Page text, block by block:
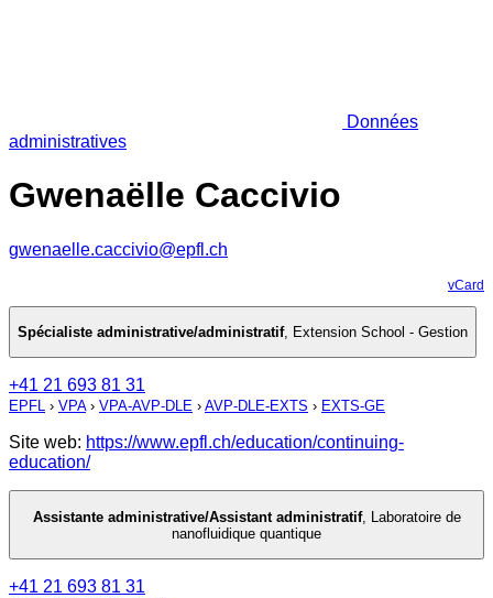
Données
administratives
Gwenaëlle Caccivio
gwenaelle.caccivio@epfl.ch
vCard
Spécialiste administrative/administratif, Extension School - Gestion
+41 21 693 81 31
EPFL › VPA› VPA-AVP-DLE › AVP-DLE-EXTS › EXTS-GE
Site web: https://www.epfl.ch/education/continuing-
education/
Assistante administrative/Assistant administratif, Laboratoire de
nanofluidique quantique
+41 21 693 81 31